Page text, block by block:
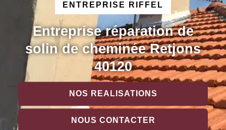
ENTREPRISE RIFFEL
Entreprise réparation de
solin de cheminée Retjons
40120
NOS REALISATIONS
NOUS CONTACTER